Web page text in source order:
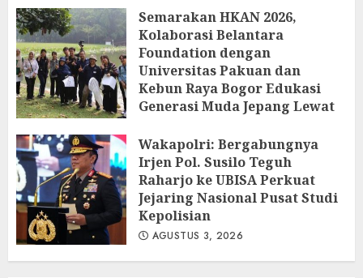
Semarakan HKAN 2026,
Kolaborasi Belantara
Foundation dengan
Universitas Pakuan dan
Kebun Raya Bogor Edukasi
Generasi Muda Jepang Lewat
Kebun Raya Bogor
AGUSTUS 3, 2026
Wakapolri: Bergabungnya
Irjen Pol. Susilo Teguh
Raharjo ke UBISA Perkuat
Jejaring Nasional Pusat Studi
Kepolisian
AGUSTUS 3, 2026